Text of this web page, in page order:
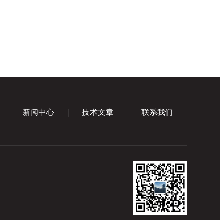
新闻中心 技术文章 联系我们